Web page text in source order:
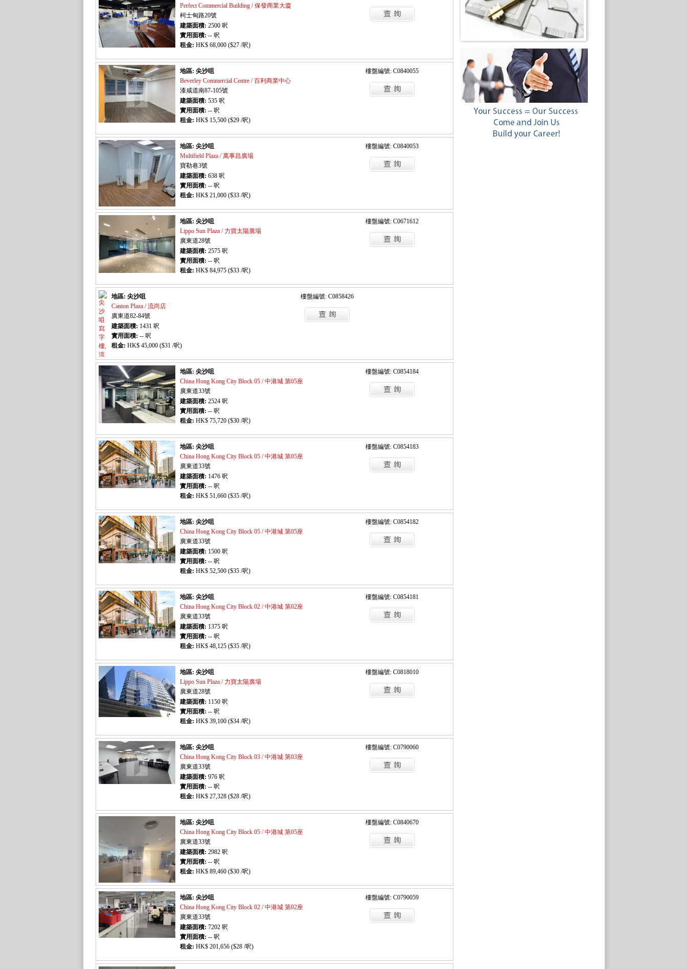
Perfect Commercial Building / 保發商業大廈
柯士甸路20號
建築面積: 2500 呎
實用面積: -- 呎
租金: HK$ 68,000 ($27 /呎)
地區: 尖沙咀
樓盤編號: C0840055
Beverley Commercial Centre / 百利商業中心
漆咸道南87-105號
建築面積: 535 呎
實用面積: -- 呎
租金: HK$ 15,500 ($29 /呎)
地區: 尖沙咀
樓盤編號: C0840053
Multifield Plaza / 萬事昌廣場
寶勒巷3號
建築面積: 638 呎
實用面積: -- 呎
租金: HK$ 21,000 ($33 /呎)
地區: 尖沙咀
樓盤編號: C0671612
Lippo Sun Plaza / 力寶太陽廣場
廣東道28號
建築面積: 2575 呎
實用面積: -- 呎
租金: HK$ 84,975 ($33 /呎)
地區: 尖沙咀
樓盤編號: C0858426
Canton Plaza / 流尚店
廣東道82-84號
建築面積: 1431 呎
實用面積: -- 呎
租金: HK$ 45,000 ($31 /呎)
地區: 尖沙咀
樓盤編號: C0854184
China Hong Kong City Block 05 / 中港城 第05座
廣東道33號
建築面積: 2524 呎
實用面積: -- 呎
租金: HK$ 75,720 ($30 /呎)
地區: 尖沙咀
樓盤編號: C0854183
China Hong Kong City Block 05 / 中港城 第05座
廣東道33號
建築面積: 1476 呎
實用面積: -- 呎
租金: HK$ 51,660 ($35 /呎)
地區: 尖沙咀
樓盤編號: C0854182
China Hong Kong City Block 05 / 中港城 第05座
廣東道33號
建築面積: 1500 呎
實用面積: -- 呎
租金: HK$ 52,500 ($35 /呎)
地區: 尖沙咀
樓盤編號: C0854181
China Hong Kong City Block 02 / 中港城 第02座
廣東道33號
建築面積: 1375 呎
實用面積: -- 呎
租金: HK$ 48,125 ($35 /呎)
地區: 尖沙咀
樓盤編號: C0818010
Lippo Sun Plaza / 力寶太陽廣場
廣東道28號
建築面積: 1150 呎
實用面積: -- 呎
租金: HK$ 39,100 ($34 /呎)
地區: 尖沙咀
樓盤編號: C0790060
China Hong Kong City Block 03 / 中港城 第03座
廣東道33號
建築面積: 976 呎
實用面積: -- 呎
租金: HK$ 27,328 ($28 /呎)
地區: 尖沙咀
樓盤編號: C0840670
China Hong Kong City Block 05 / 中港城 第05座
廣東道33號
建築面積: 2982 呎
實用面積: -- 呎
租金: HK$ 89,460 ($30 /呎)
地區: 尖沙咀
樓盤編號: C0790059
China Hong Kong City Block 02 / 中港城 第02座
廣東道33號
建築面積: 7202 呎
實用面積: -- 呎
租金: HK$ 201,656 ($28 /呎)